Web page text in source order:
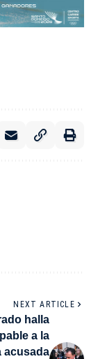
NEXT ARTICLE
halla
a la
acusada